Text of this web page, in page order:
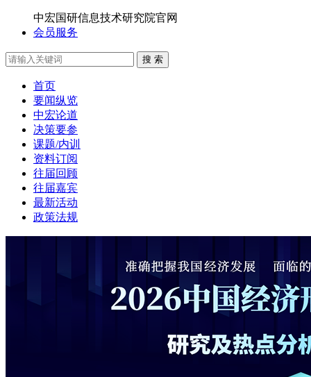
中宏国研信息技术研究院官网
会员服务
搜 索
首页
要闻纵览
中宏论道
决策要参
课题/内训
资料订阅
往届回顾
往届嘉宾
最新活动
政策法规